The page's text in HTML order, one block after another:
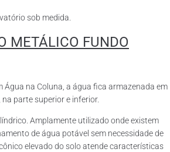
sob medida.
METÁLICO FUNDO
Água na Coluna, a água fica armazenada em
parte superior e inferior.
Amplamente utilizado onde existem
de água potável sem necessidade de
elevado do solo atende características